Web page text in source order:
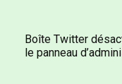
Boîte Twitter
le panneau